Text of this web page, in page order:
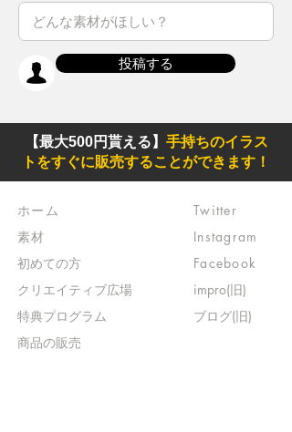
投稿する
【最大500円貰える】 手持ちのイラス
トをすぐに販売することができます！
ホーム
素材
初めての方
​クリエイティブ広場
​特典プログラム
​商品の販売
Twitter
Instagram
Facebook
impro(旧)​
ブログ(旧)